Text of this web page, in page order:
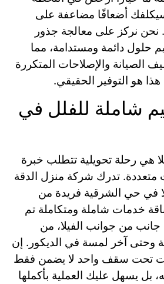
سيكلفك أضعافًا مضاعفة على
نحن نركز على معالجة جذور
حلول دائمة ومستدامة، مما
الصيانة والإصلاحات المتكررة
هو التوفير الحقيقي.
شاملة للفلل في
هي رحلة تحويلية تتطلب خبرة
تدرك شركة منزل الدقة
في حي الشرقية فريدة من
خدمات شاملة ومتكاملة تم
من جوانب الفيلا، من
وحتى آخر لمسة في الديكور. إن
تحت سقف واحد لا يضمن فقط
بل يسهل عليك العملية بأكملها